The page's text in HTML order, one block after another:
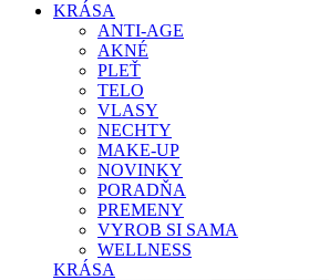
KRÁSA
ANTI-AGE
AKNÉ
PLEŤ
TELO
VLASY
NECHTY
MAKE-UP
NOVINKY
PORADŇA
PREMENY
VYROB SI SAMA
WELLNESS
KRÁSA